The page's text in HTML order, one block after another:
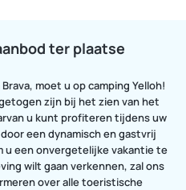
ter plaatse
moet u op camping Yelloh!
zijn bij het zien van het
u kunt profiteren tijdens uw
een dynamisch en gastvrij
een onvergetelijke vakantie te
wilt gaan verkennen, zal ons
over alle toeristische